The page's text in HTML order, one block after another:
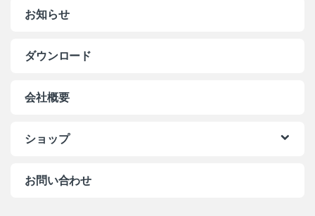
お知らせ
ダウンロード
会社概要
ショップ
お問い合わせ